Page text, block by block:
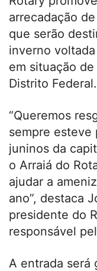
arrecadação
que serão
inverno
em situação
Distrito Federal.
“Queremos
sempre esteve
juninos da
o Arraiá do
ajudar a
ano”, destaca
presidente do
responsável
A entrada será